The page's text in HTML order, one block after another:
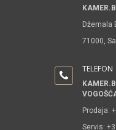
Džemala
71000,
TELEFON
Prodaja:
Servis: